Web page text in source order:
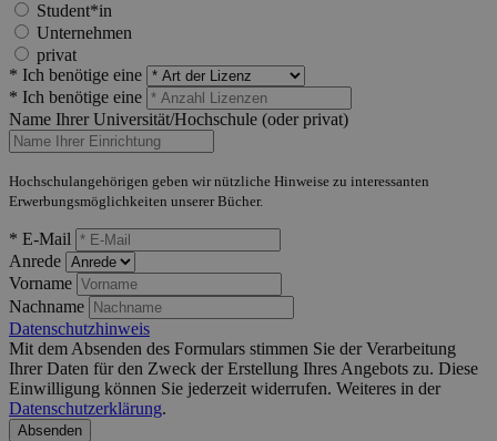
Student*in
Unternehmen
privat
* Ich benötige eine
* Ich benötige eine
Name Ihrer Universität/Hochschule (oder privat)
Hochschulangehörigen geben wir nützliche Hinweise zu interessanten
Erwerbungsmöglichkeiten unserer Bücher.
* E-Mail
Anrede
Vorname
Nachname
Datenschutzhinweis
Mit dem Absenden des Formulars stimmen Sie der Verarbeitung
Ihrer Daten für den Zweck der Erstellung Ihres Angebots zu. Diese
Einwilligung können Sie jederzeit widerrufen. Weiteres in der
Datenschutzerklärung.
Absenden